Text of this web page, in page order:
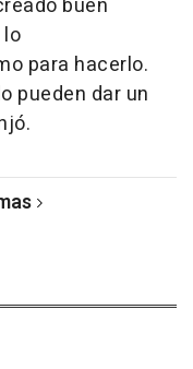
buen
para hacerlo.
pueden dar un